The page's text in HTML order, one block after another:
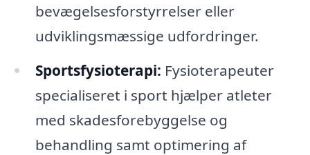
bevægelsesforstyrrelser eller
udviklingsmæssige udfordringer.
Sportsfysioterapi: Fysioterapeuter
specialiseret i sport hjælper atleter
med skadesforebyggelse og
behandling samt optimering af